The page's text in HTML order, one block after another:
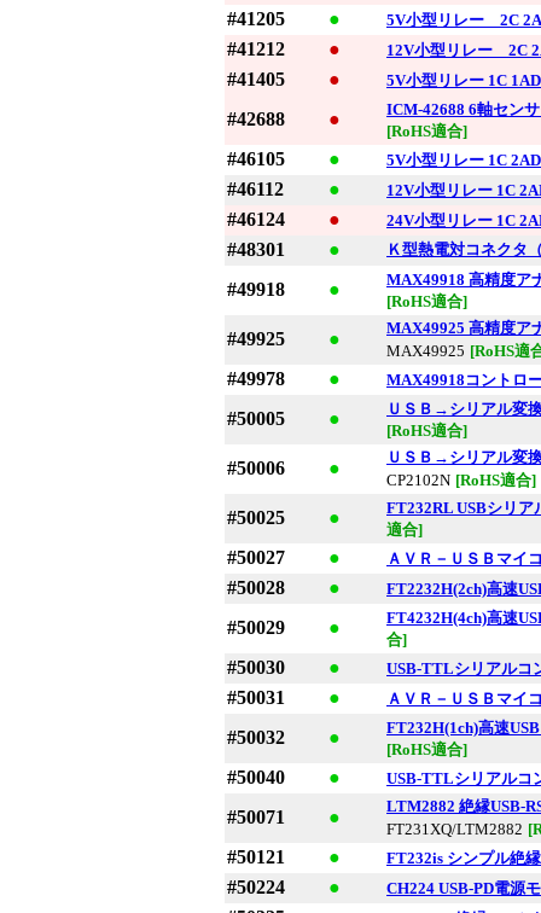
#41205 ● 5V小型リレー 2C
#41212 ● 12V小型リレー 2C
#41405 ● 5V小型リレー 1C
#42688 ●
ICM-42688 6軸セン
[RoHS適合]
#46105 ● 5V小型リレー 1C
#46112 ● 12V小型リレー 1C
#46124 ● 24V小型リレー 1C
#48301 ● Ｋ型熱電対コネクタ
#49918 ●
MAX49918 高精度ア
[RoHS適合]
#49925 ●
MAX49925 高精度ア
MAX49925 [RoHS適
#49978 ● MAX49918コントロ
#50005 ●
ＵＳＢ→シリアル変
[RoHS適合]
#50006 ●
ＵＳＢ→シリアル変
CP2102N [RoHS適合]
#50025 ●
FT232RL USBシリ
適合]
#50027 ● ＡＶＲ－ＵＳＢマイ
#50028 ● FT2232H(2ch)高速
#50029 ●
FT4232H(4ch)高速
合]
#50030 ● USB-TTLシリアルコ
#50031 ● ＡＶＲ－ＵＳＢマイ
#50032 ●
FT232H(1ch)高速
[RoHS適合]
#50040 ● USB-TTLシリアルコ
#50071 ●
LTM2882 絶縁USB-
FT231XQ/LTM2882
#50121 ● FT232is シンプル絶
#50224 ● CH224 USB-PD電源